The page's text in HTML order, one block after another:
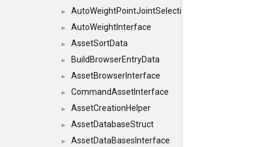
► AutoWeightPointJointSelections
► AutoWeightInterface
► AssetSortData
► BuildBrowserEntryData
► AssetBrowserInterface
► CommandAssetInterface
► AssetCreationHelper
► AssetDatabaseStruct
► AssetDataBasesInterface